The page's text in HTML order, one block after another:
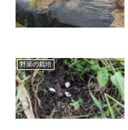
野菜の栽培